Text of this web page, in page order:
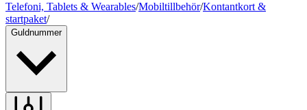
Telefoni, Tablets & Wearables/Mobiltillbehör/Kontantkort &
startpaket/
Guldnummer